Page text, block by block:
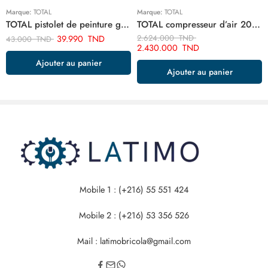
Marque: TOTAL
TOTAL pistolet de peinture goude bas 1.5 mm 1000cc TAT11001
43.000TND 39.990 TND
Ajouter au panier
Marque: TOTAL
TOTAL compresseur d’air 200 litre 220v monophase TC1302002E
2.624.000TND
2.430.000 TND
Ajouter au panier
Mobile 1 : (+216) 55 551 424
Mobile 2 : (+216) 53 356 526
Mail : latimobricola@gmail.com